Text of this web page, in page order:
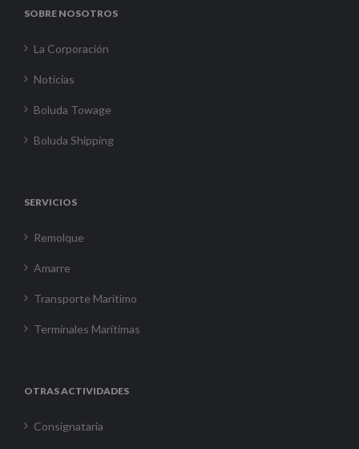
SOBRE NOSOTROS
La Corporación
Noticias
Boluda Towage
Boluda Shipping
SERVICIOS
Remolque
Amarre
Transporte Marítimo
Terminales Marítimas
OTRAS ACTIVIDADES
Consignataria